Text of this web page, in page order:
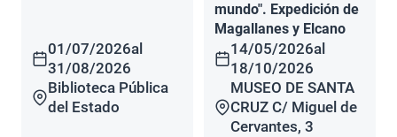
01/07/2026al
31/08/2026
Biblioteca Pública
del Estado
mundo". Expedición de
Magallanes y Elcano
14/05/2026al
18/10/2026
MUSEO DE SANTA
CRUZ C/ Miguel de
Cervantes, 3